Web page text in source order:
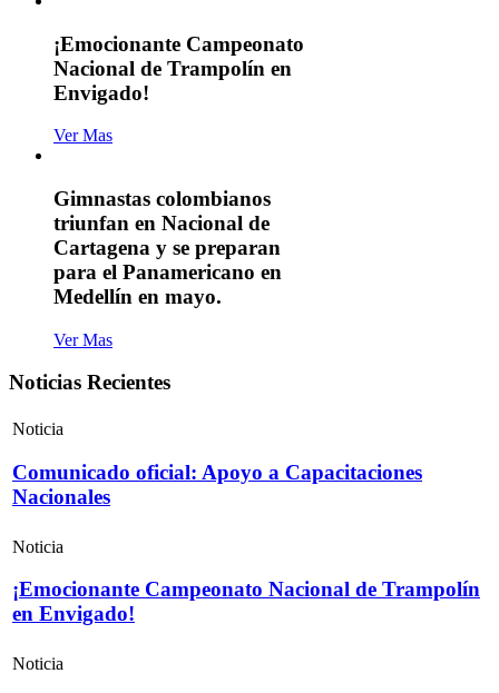
¡Emocionante Campeonato
Nacional de Trampolín en
Envigado!
Ver Mas
Gimnastas colombianos
triunfan en Nacional de
Cartagena y se preparan
para el Panamericano en
Medellín en mayo.
Ver Mas
Noticias Recientes
Noticia
Comunicado oficial: Apoyo a Capacitaciones
Nacionales
Noticia
¡Emocionante Campeonato Nacional de Trampolín
en Envigado!
Noticia